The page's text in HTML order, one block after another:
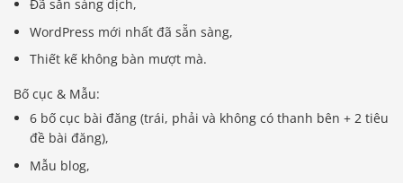
Đã sẵn sàng dịch,
WordPress mới nhất đã sẵn sàng,
Thiết kế không bàn mượt mà.
Bố cục & Mẫu:
6 bố cục bài đăng (trái, phải và không có thanh bên + 2 tiêu
đề bài đăng),
Mẫu blog,